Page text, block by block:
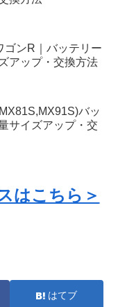
ゴンR｜バッテリー
アップ・交換方法
バッ
サイズアップ・交
はこちら＞
はてブ